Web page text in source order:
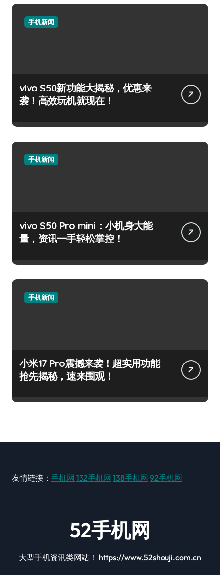
手机新闻
vivo S50新功能大揭秘，优惠来
袭！高效玩机就现在！
手机新闻
vivo S50 Pro mini：小机身大能
量，资讯一手轻松掌控！
手机新闻
小米17 Pro震撼来袭！超实用功能
抢先揭秘，速来围观！
友情链接： 手机网 132手机网 138手机网 92手机网
52手机网
大型手机资讯类网站！ https://www.52shouji.com.cn